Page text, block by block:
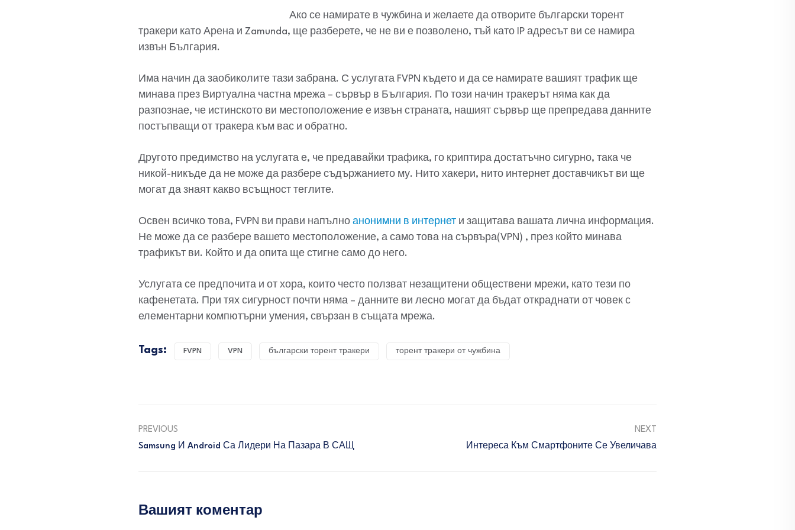
Ако се намирате в чужбина и желаете да отворите български торент
тракери като Арена и Zamunda, ще разберете, че не ви е позволено, тъй като IP адресът ви се намира
извън България.
Има начин да заобиколите тази забрана. С услугата FVPN където и да се намирате вашият трафик ще
минава през Виртуална частна мрежа – сървър в България. По този начин тракерът няма как да
разпознае, че истинското ви местоположение е извън страната, нашият сървър ще препредава данните
постъпващи от тракера към вас и обратно.
Другото предимство на услугата е, че предавайки трафика, го криптира достатъчно сигурно, така че
никой-никъде да не може да разбере съдържанието му. Нито хакери, нито интернет доставчикът ви ще
могат да знаят какво всъщност теглите.
Освен всичко това, FVPN ви прави напълно анонимни в интернет и защитава вашата лична информация.
Не може да се разбере вашето местоположение, а само това на сървъра(VPN) , през който минава
трафикът ви. Който и да опита ще стигне само до него.
Услугата се предпочита и от хора, които често ползват незащитени обществени мрежи, като тези по
кафенетата. При тях сигурност почти няма – данните ви лесно могат да бъдат откраднати от човек с
елементарни компютърни умения, свързан в същата мрежа.
Tags: FVPN VPN български торент тракери торент тракери от чужбина
PREVIOUS
Samsung И Android Са Лидери На Пазара В САЩ
NEXT
Интереса Към Смартфоните Се Увеличава
Вашият коментар